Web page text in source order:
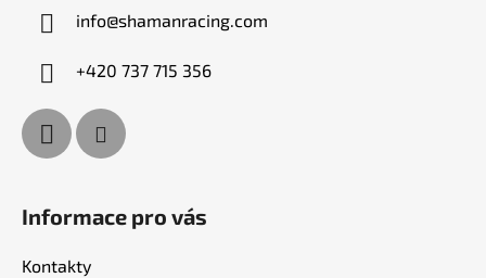
info@shamanracing.com
+420 737 715 356
Informace pro vás
Kontakty